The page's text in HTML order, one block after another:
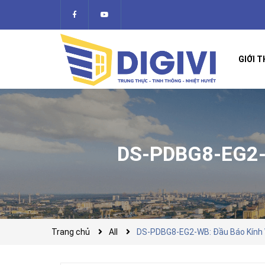
GIỚI
DS-PDBG8-
Trang chủ All DS-PDBG8-EG2-WB: Đầu Báo